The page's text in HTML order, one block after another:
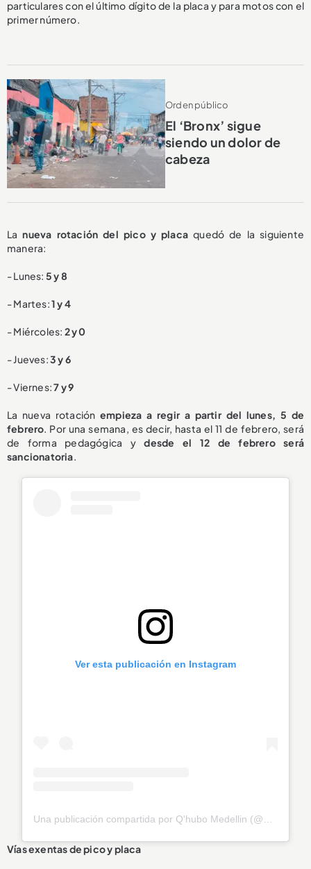
particulares con el último dígito de la placa y para motos con el
primer número.
Orden público
El ‘Bronx’ sigue
siendo un dolor de
cabeza
Lanueva rotación del pico y placa quedó de la siguiente
manera:
- Lunes: 5 y 8
- Martes:1 y 4
- Miércoles: 2 y 0
- Jueves:3 y 6
- Viernes:7 y 9
La nueva rotaciónempieza a regir a partir del lunes, 5 de
febrero. Por una semana, es decir, hasta el 11 de febrero, será
de forma pedagógica ydesde el 12 de febrero será
sancionatoria.
Ver esta publicación en Instagram
Vías exentas de pico y placa